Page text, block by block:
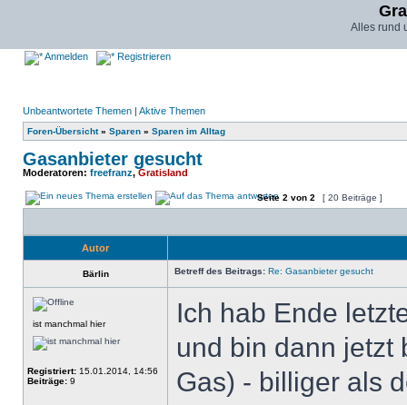
Alles rund
Anmelden Registrieren
Unbeantwortete Themen | Aktive Themen
Foren-Übersicht» Sparen » Sparen im Alltag
Gasanbieter gesucht
Moderatoren: freefranz,Gratisland
Seite 2 von 2 [ 20 Beiträge ]
Autor
Bärlin Betreff des Beitrags: Re: Gasanbieter gesucht
ist manchmal hier
Registriert: 15.01.2014, 14:56
Beiträge: 9
Ich hab Ende
und bin dann jetzt
Gas) - billiger als